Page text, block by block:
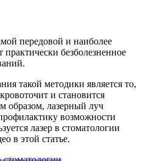
передовой и наиболее
безболезненное
такой методики является то,
и становится
образом, лазерный луч
возможности
лазер в стоматологии
в этой статье.